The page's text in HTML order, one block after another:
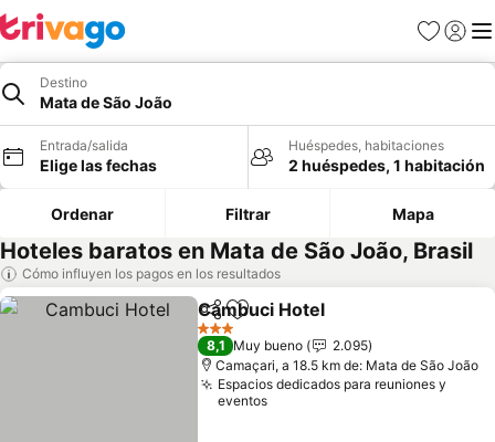
Favoritos
Iniciar
Destino
Mata de São João
Entrada/salida
Elige las fechas
Huéspedes, habitaciones
2 huéspedes, 1 habitación
Ordenar Filtrar Mapa
Hoteles baratos en Mata de São João, Brasil
Cómo influyen los pagos en los resultados
CompartirAñadir a favoritos
Cambuci Hotel
3 Estrellas
8,1 Muy bueno
2.095
Camaçari, a 18.5 km de: Mata de São João
Espacios dedicados para reuniones y
eventos